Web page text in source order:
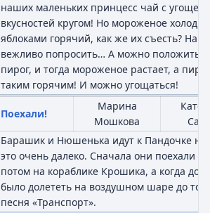
наших маленьких принцесс чай с
вкусностей кругом! Но мороженое
яблоками горячий, как же их съесть?
вежливо попросить… А можно положить
пирог, и тогда мороженое растает, а
таким горячим! И можно угощаться!
Поехали!
Марина
Мошкова
Барашик и Нюшенька идут к Пандочке
это очень далеко. Сначала они поехали
потом на кораблике Крошика, а когда
было долететь на воздушном шаре до
песня «Транспорт».